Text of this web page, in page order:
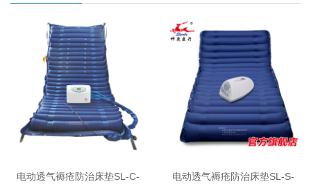
电动透气褥疮防治床垫SL-C-
电动透气褥疮防治床垫SL-S-